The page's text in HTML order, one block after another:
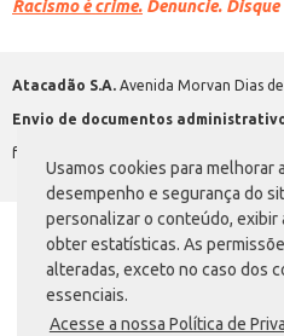
Usamos cookies para melhorar
desempenho e segurança do
personalizar o conteúdo, exibir
obter estatísticas. As
alteradas, exceto no caso dos
essenciais.
Acesse a nossa Política de
Racismo é crime. Denuncie.
Atacadão S.A. Avenida Morvan Dias
Envio de documentos
faleconosco@atacadao.com.br